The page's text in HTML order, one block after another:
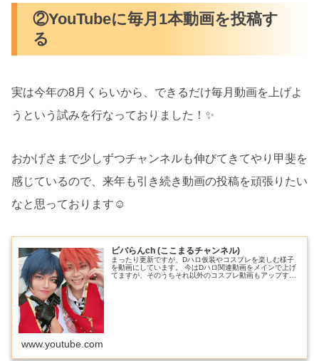
②YouTubeに毎月1本動画を投稿す
る
実は今年の8月くらいから、できるだけ毎月動画を上げよ
うという試みを行なっておりました！✨
おかげさまで少しずつチャンネルも伸びてきてやり甲斐を
感じているので、来年も引き続き動画の投稿を頑張りたい
なと思っております☺️
ビバらんch (ここまるチャンネル)
まったり更新ですが、Dハロ仮装やコスプレを楽しむ様子
を動画にしています。 今はDハロ関連動画をメインで上げ
てますが、そのうちそれ以外のコスプレ動画もアップする
www.youtube.com